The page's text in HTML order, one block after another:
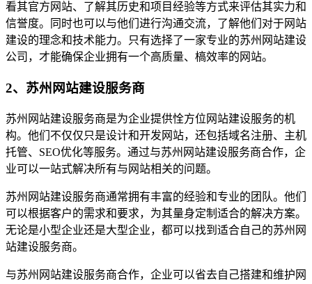
看其官方网站、了解其历史和项目经验等方式来评估其实力和
信誉度。同时也可以与他们进行沟通交流，了解他们对于网站
建设的理念和技术能力。只有选择了一家专业的苏州网站建设
公司，才能确保企业拥有一个高质量、槁效率的网站。
2、苏州网站建设服务商
苏州网站建设服务商是为企业提供恮方位网站建设服务的机
构。他们不仅仅只是设计和开发网站，还包括域名注册、主机
托管、SEO优化等服务。通过与苏州网站建设服务商合作，企
业可以一站式解决所有与网站相关的问题。
苏州网站建设服务商通常拥有丰富的经验和专业的团队。他们
可以根据客户的需求和要求，为其量身定制适合的解决方案。
无论是小型企业还是大型企业，都可以找到适合自己的苏州网
站建设服务商。
与苏州网站建设服务商合作，企业可以省去自己搭建和维护网